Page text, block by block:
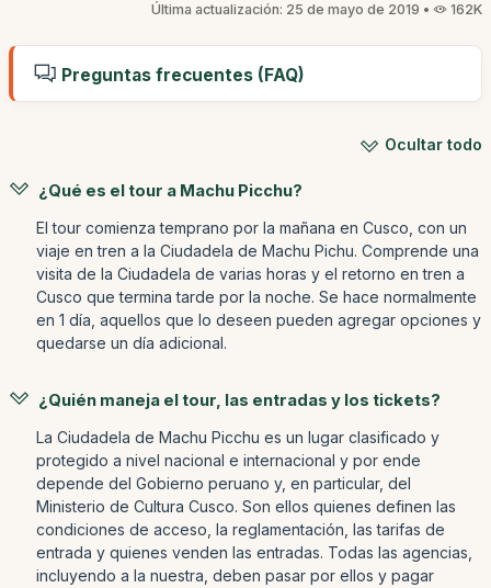
Última actualización: 25 de mayo de 2019 • 162K
Preguntas frecuentes (FAQ)
Ocultar todo
¿Qué es el tour a Machu Picchu?
El tour comienza temprano por la mañana en Cusco, con un
viaje en tren a la Ciudadela de Machu Pichu. Comprende una
visita de la Ciudadela de varias horas y el retorno en tren a
Cusco que termina tarde por la noche. Se hace normalmente
en 1 día, aquellos que lo deseen pueden agregar opciones y
quedarse un día adicional.
¿Quién maneja el tour, las entradas y los tickets?
La Ciudadela de Machu Picchu es un lugar clasificado y
protegido a nivel nacional e internacional y por ende
depende del Gobierno peruano y, en particular, del
Ministerio de Cultura Cusco. Son ellos quienes definen las
condiciones de acceso, la reglamentación, las tarifas de
entrada y quienes venden las entradas. Todas las agencias,
incluyendo a la nuestra, deben pasar por ellos y pagar